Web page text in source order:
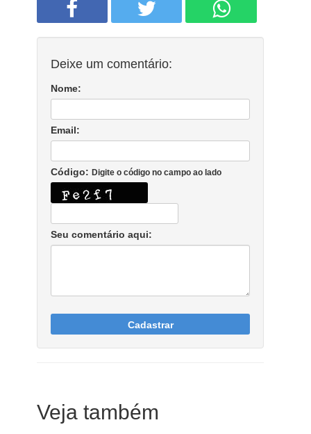
Deixe um comentário:
Nome:
Email:
Código: Digite o código no campo ao lado
Seu comentário aqui:
Cadastrar
Veja também